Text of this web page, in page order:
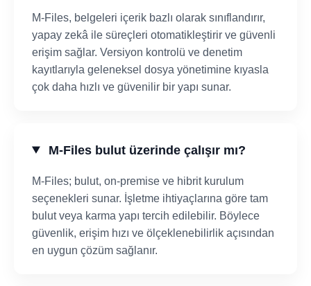
M-Files, belgeleri içerik bazlı olarak sınıflandırır,
yapay zekâ ile süreçleri otomatikleştirir ve güvenli
erişim sağlar. Versiyon kontrolü ve denetim
kayıtlarıyla geleneksel dosya yönetimine kıyasla
çok daha hızlı ve güvenilir bir yapı sunar.
M-Files bulut üzerinde çalışır mı?
M-Files; bulut, on-premise ve hibrit kurulum
seçenekleri sunar. İşletme ihtiyaçlarına göre tam
bulut veya karma yapı tercih edilebilir. Böylece
güvenlik, erişim hızı ve ölçeklenebilirlik açısından
en uygun çözüm sağlanır.